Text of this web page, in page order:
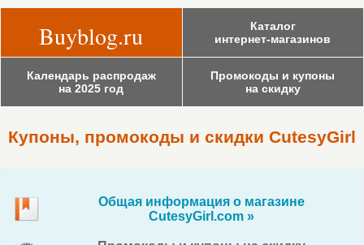
Buyblog.ru
Каталог
интернет-магазинов
Календарь распродаж
на 2025 год
Промокоды и купоны
на скидку
Купоны, промокоды и скидки CutesyGirl
Общая информация о магазине
CutesyGirl.com »